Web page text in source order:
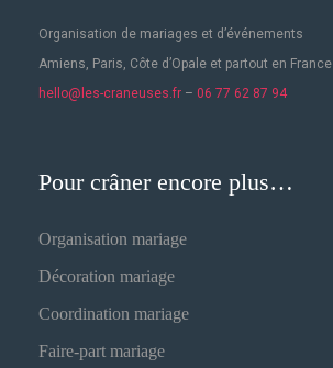
Organisation de mariages et d’événements
Amiens, Paris, Côte d’Opale et partout en France
hello@les-craneuses.fr – 06 77 62 87 94
Pour crâner encore plus…
Organisation mariage
Décoration mariage
Coordination mariage
Faire-part mariage